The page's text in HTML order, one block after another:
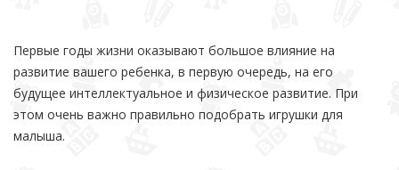
Первые годы жизни оказывают большое влияние на
развитие вашего ребенка, в первую очередь, на его
будущее интеллектуальное и физическое развитие. При
этом очень важно правильно подобрать игрушки для
малыша.